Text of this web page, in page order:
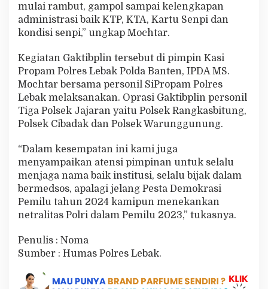
mulai rambut, gampol sampai kelengkapan
administrasi baik KTP, KTA, Kartu Senpi dan
kondisi senpi,” ungkap Mochtar.
Kegiatan Gaktibplin tersebut di pimpin Kasi
Propam Polres Lebak Polda Banten, IPDA MS.
Mochtar bersama personil SiPropam Polres
Lebak melaksanakan. Oprasi Gaktibplin personil
Tiga Polsek Jajaran yaitu Polsek Rangkasbitung,
Polsek Cibadak dan Polsek Warunggunung.
“Dalam kesempatan ini kami juga
menyampaikan atensi pimpinan untuk selalu
menjaga nama baik institusi, selalu bijak dalam
bermedsos, apalagi jelang Pesta Demokrasi
Pemilu tahun 2024 kamipun menekankan
netralitas Polri dalam Pemilu 2023,” tukasnya.
Penulis : Noma
Sumber : Humas Polres Lebak.